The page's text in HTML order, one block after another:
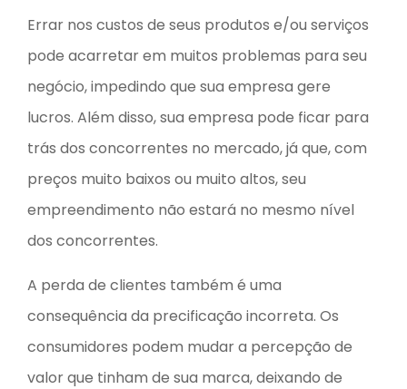
Errar nos custos de seus produtos e/ou serviços
pode acarretar em muitos problemas para seu
negócio, impedindo que sua empresa gere
lucros. Além disso, sua empresa pode ficar para
trás dos concorrentes no mercado, já que, com
preços muito baixos ou muito altos, seu
empreendimento não estará no mesmo nível
dos concorrentes.
A perda de clientes também é uma
consequência da precificação incorreta. Os
consumidores podem mudar a percepção de
valor que tinham de sua marca, deixando de